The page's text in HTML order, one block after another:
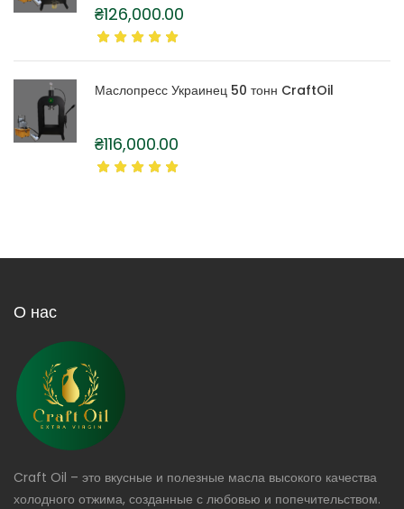
₴126,000.00
Маслопресс Украинец 50 тонн CraftOil
₴116,000.00
О нас
Craft Oil – это вкусные и полезные масла высокого качества
холодного отжима, созданные с любовью и попечительством.